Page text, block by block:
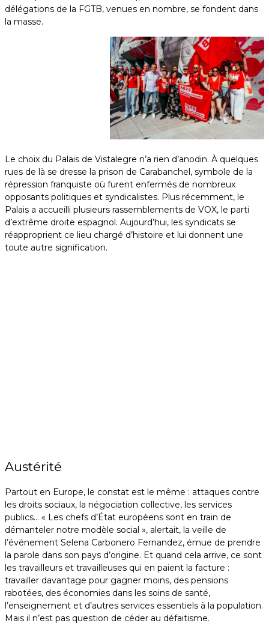
délégations de la FGTB, venues en nombre, se fondent dans
la masse.
Le choix du Palais de Vistalegre n’a rien d’anodin. À quelques
rues de là se dresse la prison de Carabanchel, symbole de la
répression franquiste où furent enfermés de nombreux
opposants politiques et syndicalistes. Plus récemment, le
Palais a accueilli plusieurs rassemblements de VOX, le parti
d’extrême droite espagnol. Aujourd’hui, les syndicats se
réapproprient ce lieu chargé d’histoire et lui donnent une
toute autre signification.
Austérité
Partout en Europe, le constat est le même : attaques contre
les droits sociaux, la négociation collective, les services
publics… « Les chefs d’État européens sont en train de
démanteler notre modèle social », alertait, la veille de
l’événement Selena Carbonero Fernandez, émue de prendre
la parole dans son pays d’origine. Et quand cela arrive, ce sont
les travailleurs et travailleuses qui en paient la facture :
travailler davantage pour gagner moins, des pensions
rabotées, des économies dans les soins de santé,
l’enseignement et d’autres services essentiels à la population.
Mais il n’est pas question de céder au défaitisme.